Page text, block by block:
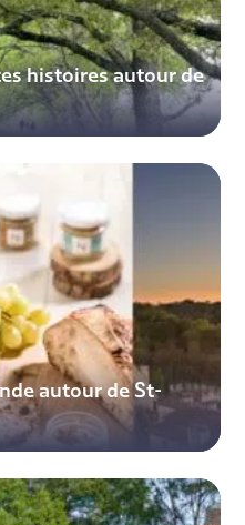
histoires autour de
autour de St-